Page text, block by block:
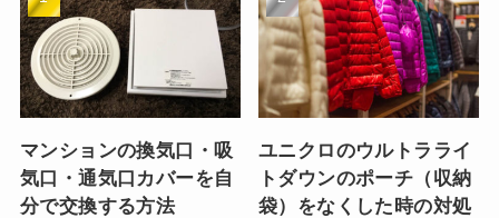
マンションの換気口・吸
気口・通気口カバーを自
分で交換する方法
ユニクロのウルトラライ
トダウンのポーチ（収納
袋）をなくした時の対処